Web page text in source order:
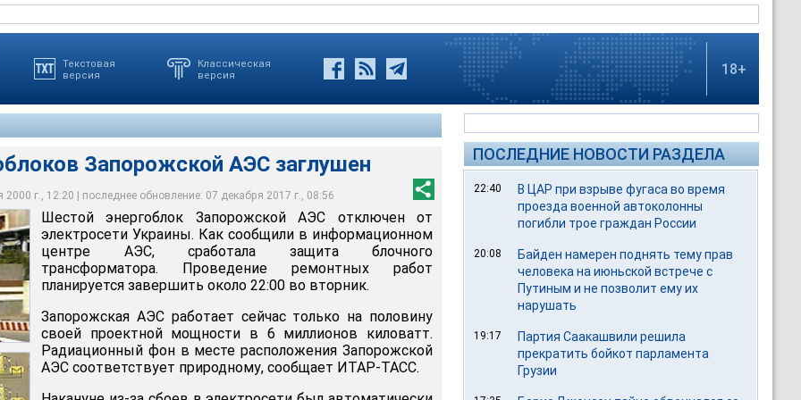
Текстовая
версия
Классическая
версия
18+
Запорожской АЭС заглушен
г., 12:20 | последнее обновление: 07 декабря 2017 г., 08:56
АЭС отключен от электросети Украины. Как
центре АЭС, сработала защита блочного
ремонтных работ планируется завершить около 22:00
сейчас только на половину своей проектной мощности в
месте расположения Запорожской АЭС соответствует
ИТАР-ТАСС
Запорожской АЭС заглушен
Шестой энергоблок Запорожской АЭС отключен от
электросети Украины. Как сообщили в информационном
центре АЭС, сработала защита блочного
трансформатора. Проведение ремонтных работ
планируется завершить около 22:00 во вторник.
Запорожская АЭС работает сейчас только на половину
своей проектной мощности в 6 миллионов киловатт.
Радиационный фон в месте расположения Запорожской
АЭС соответствует природному, сообщает ИТАР-ТАСС.
ПОСЛЕДНИЕ НОВОСТИ РАЗДЕЛА
22:40
В ЦАР при взрыве фугаса во время
проезда военной автоколонны
погибли трое граждан России
20:08
Байден намерен поднять тему прав
человека на июньской встрече с
Путиным и не позволит ему их
нарушать
19:17
Партия Саакашвили решила
прекратить бойкот парламента
Грузии